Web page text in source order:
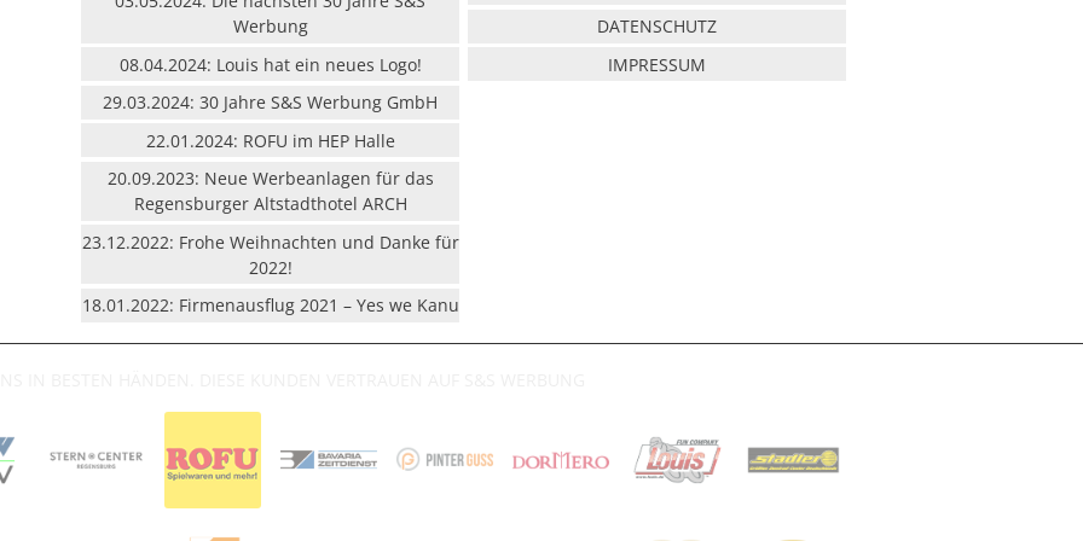
Werbung
08.04.2024: Louis hat ein neues Logo!
29.03.2024: 30 Jahre S&S Werbung GmbH
22.01.2024: ROFU im HEP Halle
20.09.2023: Neue Werbeanlagen für das
Regensburger Altstadthotel ARCH
23.12.2022: Frohe Weihnachten und Danke für
2022!
18.01.2022: Firmenausflug 2021 – Yes we Kanu
DATENSCHUTZ
IMPRESSUM